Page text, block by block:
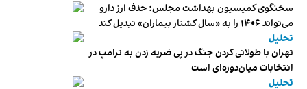
سخنگوی کمیسیون بهداشت مجلس: حذف ارز دارو
می‌تواند ۱۴۰۶ را به «سال کشتار بیماران» تبدیل کند
تحلیل
تهران با طولانی کردن جنگ در پی ضربه زدن به ترامپ در
انتخابات میان‌دوره‌ای است
تحلیل